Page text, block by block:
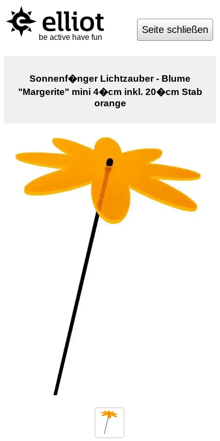
be active have fun
Seite schließen
Sonnenf�nger Lichtzauber - Blume
"Margerite" mini 4�cm inkl. 20�cm Stab
orange